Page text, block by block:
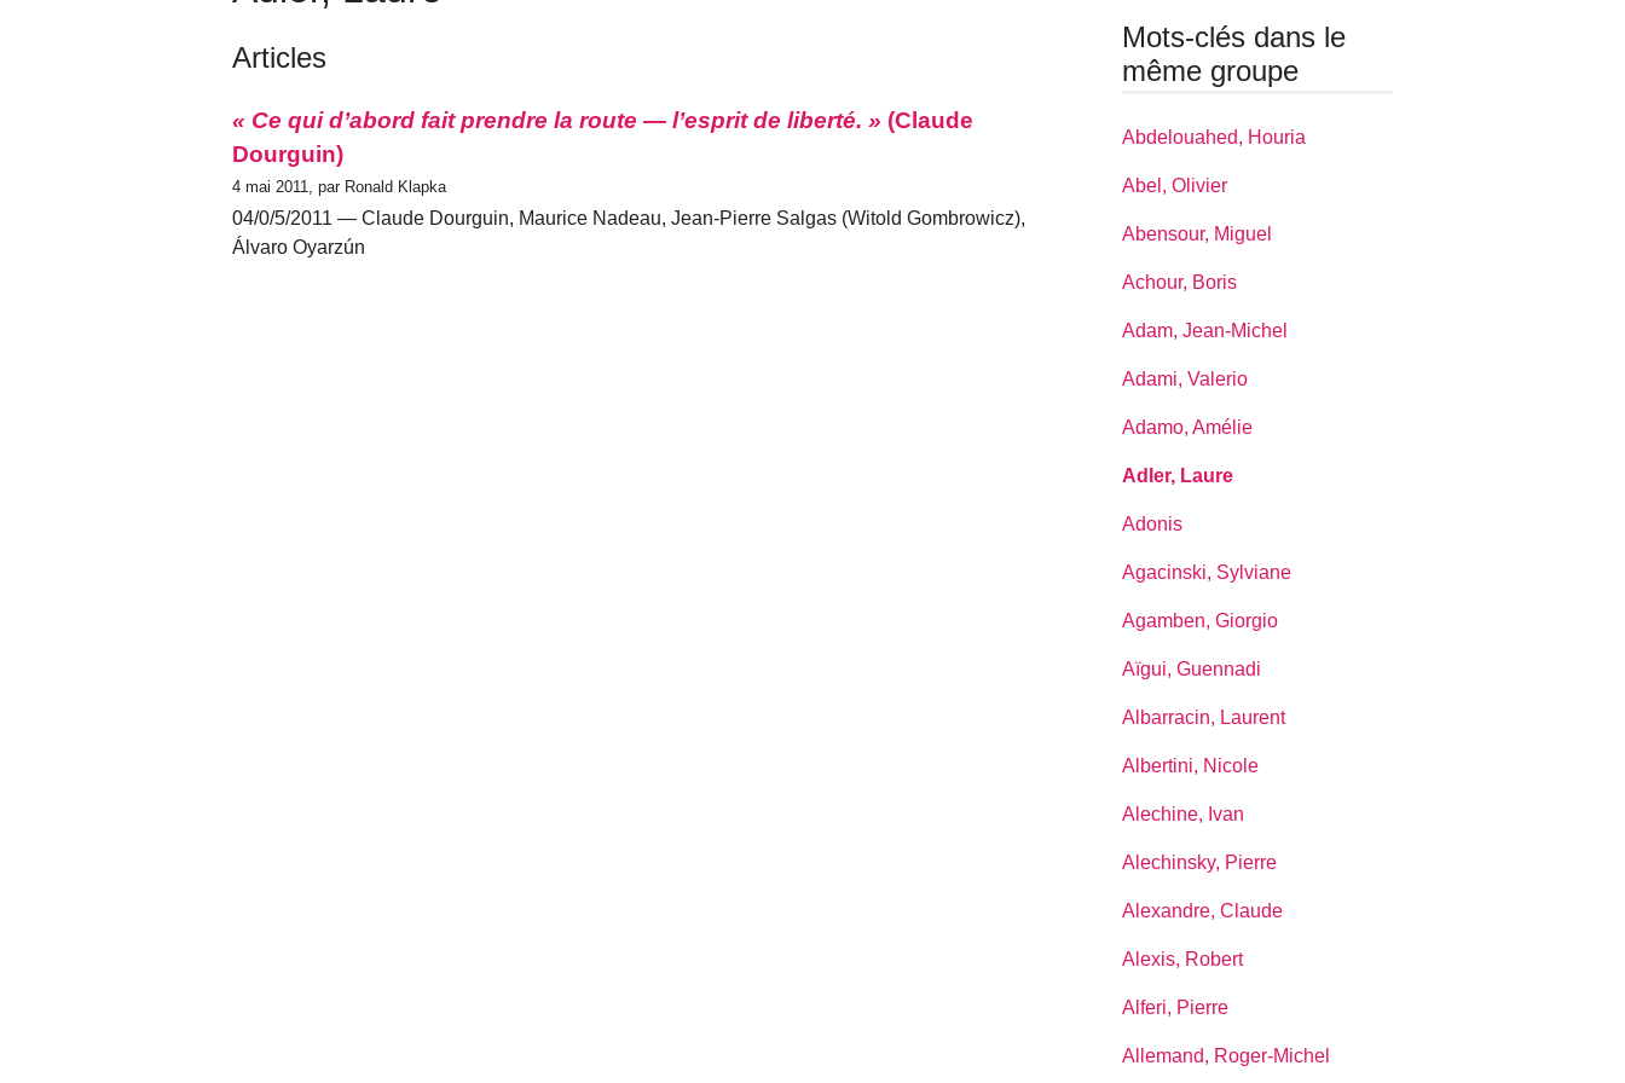
Articles
« Ce qui d’abord fait prendre la route — l’esprit de liberté. » (Claude
Dourguin)
4 mai 2011, par Ronald Klapka
04/0/5/2011 — Claude Dourguin, Maurice Nadeau, Jean-Pierre Salgas (Witold Gombrowicz),
Álvaro Oyarzún
Mots-clés dans le
même groupe
Abdelouahed, Houria
Abel, Olivier
Abensour, Miguel
Achour, Boris
Adam, Jean-Michel
Adami, Valerio
Adamo, Amélie
Adler, Laure
Adonis
Agacinski, Sylviane
Agamben, Giorgio
Aïgui, Guennadi
Albarracin, Laurent
Albertini, Nicole
Alechine, Ivan
Alechinsky, Pierre
Alexandre, Claude
Alexis, Robert
Alferi, Pierre
Allemand, Roger-Michel